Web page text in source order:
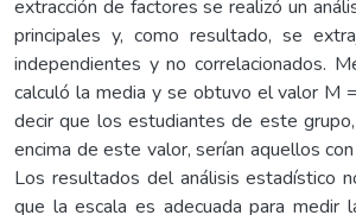
extracción de factores se realizó un
principales y, como resultado, se
independientes y no correlacionados.
calculó la media y se obtuvo el valor M
decir que los estudiantes de este
encima de este valor, serían aquellos
Los resultados del análisis estadístico
que la escala es adecuada para medir